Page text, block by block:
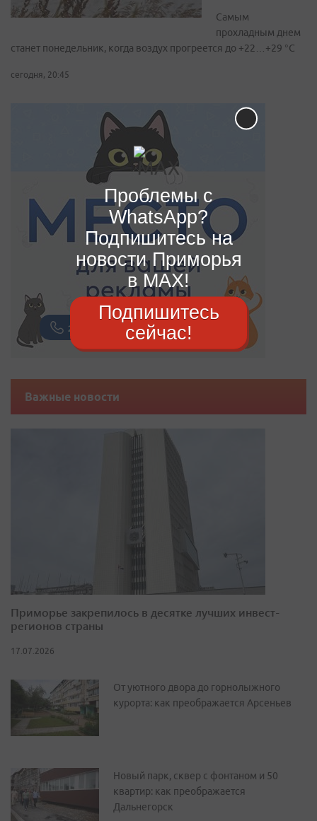
Самым
прохладным днем
станет понедельник, когда воздух прогреется до +22…+29 °С
сегодня, 20:45
Важные новости
Приморье закрепилось в десятке лучших инвест-
регионов страны
17.07.2026
От уютного двора до горнолыжного
курорта: как преображается Арсеньев
Новый парк, сквер с фонтаном и 50
квартир: как преображается
Дальнегорск
Проблемы с
WhatsApp?
Подпишитесь на
новости Приморья
в MAX!
Подпишитесь
сейчас!